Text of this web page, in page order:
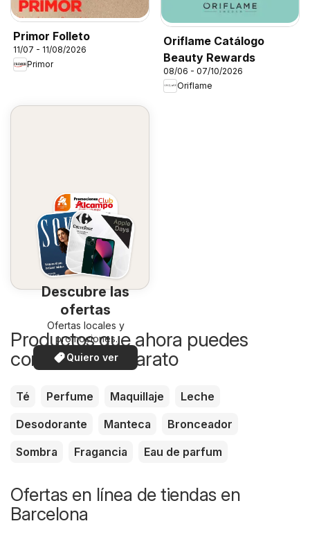
Primor Folleto
11/07 - 11/08/2026
Primor
Oriflame Catálogo
Beauty Rewards
08/06 - 07/10/2026
Oriflame
Descubre las
ofertas
Ofertas locales y
promociones
especiales.
Quiero ver
Productos que ahora puedes
comprar más barato
Té Perfume Maquillaje
Leche
Desodorante
Manteca
Bronceador
Sombra
Fragancia Eau de parfum
Ofertas en línea de tiendas en
Barcelona